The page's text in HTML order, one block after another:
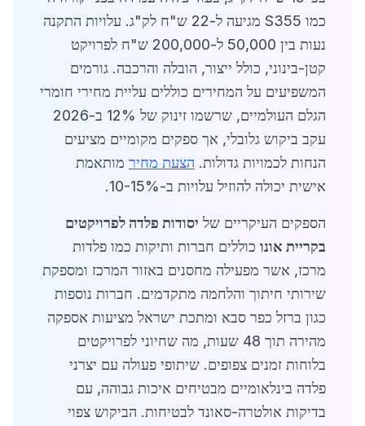
כמו S355 מגיעה ל-22 ש"ח לק"ג. עלויות התקנה
נעות בין 50,000 ל-200,000 ש"ח לפרויקט
קטן-בינוני, כולל ייצור, הובלה והרכבה. גורמים
המשפיעים על המחירים כוללים עליית מחירי חומרי
הגלם העולמיים, שרשמו זינוק של 12% ב-2026
עקב ביקוש גלובלי, אך ספקים מקומיים מציעים
הנחות לכמויות גדולות. הצעת מחיר מותאמת
אישית יכולה להוזיל עלויות ב-10-15%.
הספקים העיקריים של יסודות פלדה לפרויקטים
בקריית אונו כוללים חברות ותיקות כמו פלדות
מרכז, אשר מפעילה מחסנים באזור המרכז ומספקת
שירותי חיתוך והלחמה מתקדמים. חברות נוספות
כגון ברזל כפר סבא ומתכת ישראל מציעות אספקה
מהירה תוך 48 שעות, מה שחיוני לפרויקטים
בלוחות זמנים צפופים. שיתופי פעולה עם יצרני
פלדה בינלאומיים מבטיחים איכות גבוהה, עם
בדיקות אולטרה-סאונד לבטיחות. הביקוש צפוי